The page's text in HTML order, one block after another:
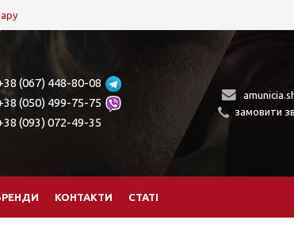
(067) 448-80-08
(050) 499-75-75
(093) 072-49-35
замовити
КОНТАКТИ СТАТІ